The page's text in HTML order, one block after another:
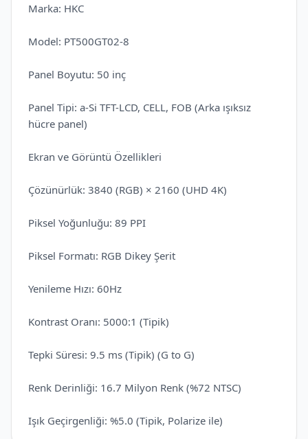
Marka: HKC
Model: PT500GT02-8
Panel Boyutu: 50 inç
Panel Tipi: a-Si TFT-LCD, CELL, FOB (Arka ışıksız
hücre panel)
Ekran ve Görüntü Özellikleri
Çözünürlük: 3840 (RGB) × 2160 (UHD 4K)
Piksel Yoğunluğu: 89 PPI
Piksel Formatı: RGB Dikey Şerit
Yenileme Hızı: 60Hz
Kontrast Oranı: 5000:1 (Tipik)
Tepki Süresi: 9.5 ms (Tipik) (G to G)
Renk Derinliği: 16.7 Milyon Renk (%72 NTSC)
Işık Geçirgenliği: %5.0 (Tipik, Polarize ile)